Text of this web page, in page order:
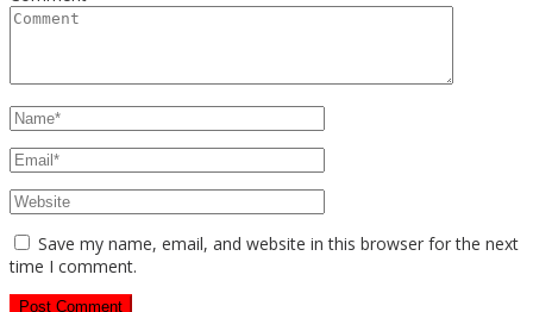
Save my name, email, and website in this browser for the next
time I comment.